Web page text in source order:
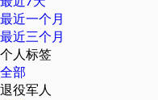
最近一个月
最近三个月
个人标签
全部
退役军人